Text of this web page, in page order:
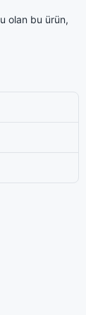
olan bu ürün,